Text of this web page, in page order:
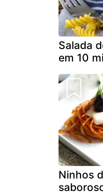
Salada
em 10
Ninhos